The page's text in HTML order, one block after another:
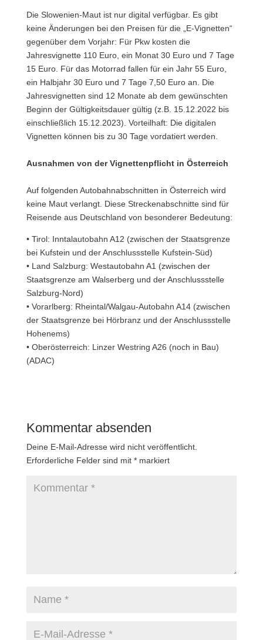
Die Slowenien-Maut ist nur digital verfügbar. Es gibt
keine Änderungen bei den Preisen für die „E-Vignetten“
gegenüber dem Vorjahr: Für Pkw kosten die
Jahresvignette 110 Euro, ein Monat 30 Euro und 7 Tage
15 Euro. Für das Motorrad fallen für ein Jahr 55 Euro,
ein Halbjahr 30 Euro und 7 Tage 7,50 Euro an. Die
Jahresvignetten sind 12 Monate ab dem gewünschten
Beginn der Gültigkeitsdauer gültig (z.B. 15.12.2022 bis
einschließlich 15.12.2023). Vorteilhaft: Die digitalen
Vignetten können bis zu 30 Tage vordatiert werden.
Ausnahmen von der Vignettenpflicht in Österreich
Auf folgenden Autobahnabschnitten in Österreich wird
keine Maut verlangt. Diese Streckenabschnitte sind für
Reisende aus Deutschland von besonderer Bedeutung:
• Tirol: Inntalautobahn A12 (zwischen der Staatsgrenze
bei Kufstein und der Anschlussstelle Kufstein-Süd)
• Land Salzburg: Westautobahn A1 (zwischen der
Staatsgrenze am Walserberg und der Anschlussstelle
Salzburg-Nord)
• Vorarlberg: Rheintal/Walgau-Autobahn A14 (zwischen
der Staatsgrenze bei Hörbranz und der Anschlussstelle
Hohenems)
• Oberösterreich: Linzer Westring A26 (noch in Bau)
(ADAC)
Kommentar absenden
Deine E-Mail-Adresse wird nicht veröffentlicht.
Erforderliche Felder sind mit *markiert